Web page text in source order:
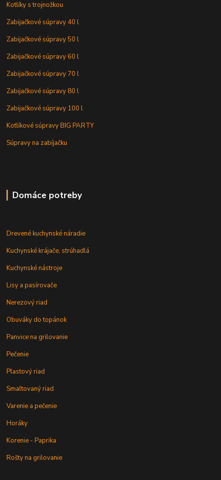
Kotlíky s trojnožkou
Zabijačkové súpravy 40 l
Zabijačkové súpravy 50 l
Zabijačkové súpravy 60 l
Zabijačkové súpravy 70 l
Zabijačkové súpravy 80 l
Zabijačkové súpravy 100 l
Kotlíkové súpravy BIG PARTY
Súpravy na zabíjačku
Domáce potreby
Drevené kuchynské náradie
Kuchynské krájače, strúhadlá
Kuchynské nástroje
Lisy a pasírovače
Nerezový riad
Obuváky do topánok
Panvice na grilovanie
Pečenie
Plastový riad
Smaltovaný riad
Varenie a pečenie
Horáky
Korenie - Paprika
Rošty na grilovanie